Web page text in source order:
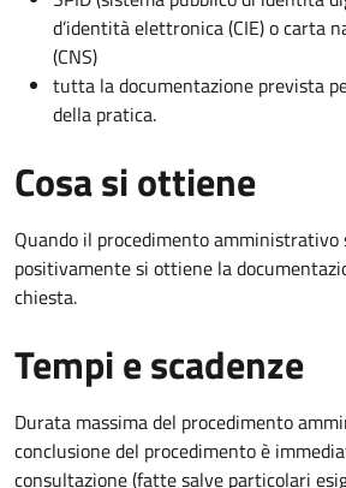
d’identità elettronica (CIE) o carta
(CNS)
tutta la documentazione prevista
della pratica.
Cosa si ottiene
Quando il procedimento amministrativo
positivamente si ottiene la
chiesta.
Tempi e scadenze
Durata massima del procedimento
conclusione del procedimento è
consultazione (fatte salve particolari